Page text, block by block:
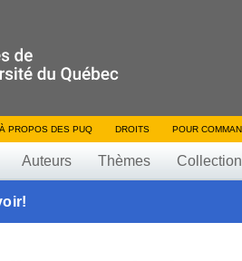
À PROPOS DES PUQ DROITS POUR
Auteurs Thèmes